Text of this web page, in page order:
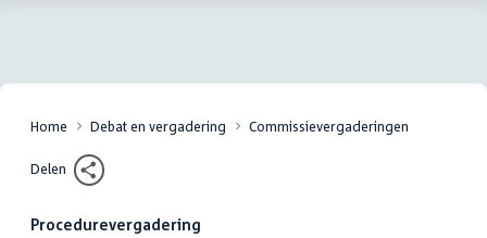
Home Debat en vergadering Commissievergaderingen
Delen
Procedurevergadering